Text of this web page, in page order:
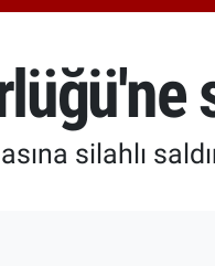
silahlı